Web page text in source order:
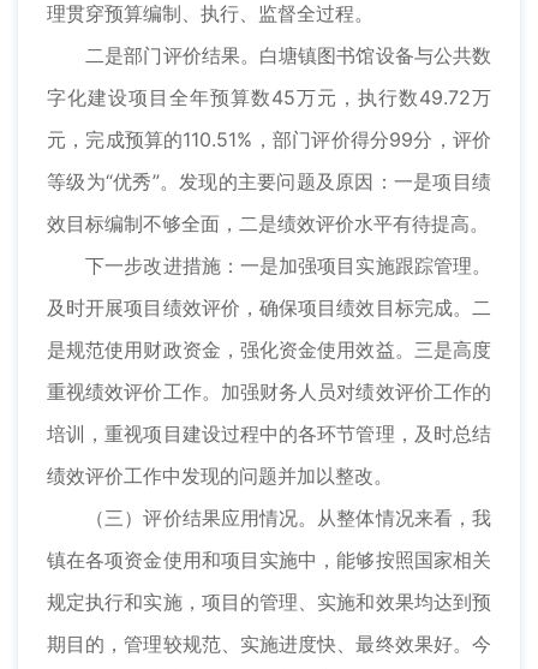
理贯穿预算编制、执行、监督全过程。
二是部门评价结果。白塘镇图书馆设备与公共数
字化建设项目全年预算数45万元，执行数49.72万
元，完成预算的110.51%，部门评价得分99分，评价
等级为“优秀”。发现的主要问题及原因：一是项目绩
效目标编制不够全面，二是绩效评价水平有待提高。
下一步改进措施：一是加强项目实施跟踪管理。
及时开展项目绩效评价，确保项目绩效目标完成。二
是规范使用财政资金，强化资金使用效益。三是高度
重视绩效评价工作。加强财务人员对绩效评价工作的
培训，重视项目建设过程中的各环节管理，及时总结
绩效评价工作中发现的问题并加以整改。
（三）评价结果应用情况。从整体情况来看，我
镇在各项资金使用和项目实施中，能够按照国家相关
规定执行和实施，项目的管理、实施和效果均达到预
期目的，管理较规范、实施进度快、最终效果好。今